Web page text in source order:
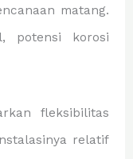
matang.
potensi korosi
fleksibilitas
relatif